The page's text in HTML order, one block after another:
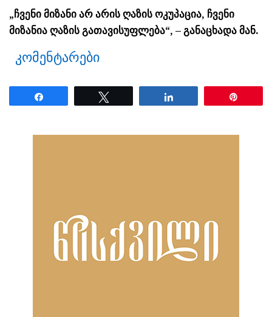
„ჩვენი მიზანი არ არის ღაზის ოკუპაცია, ჩვენი
მიზანია ღაზის გათავისუფლება“, – განაცხადა მან.
კომენტარები